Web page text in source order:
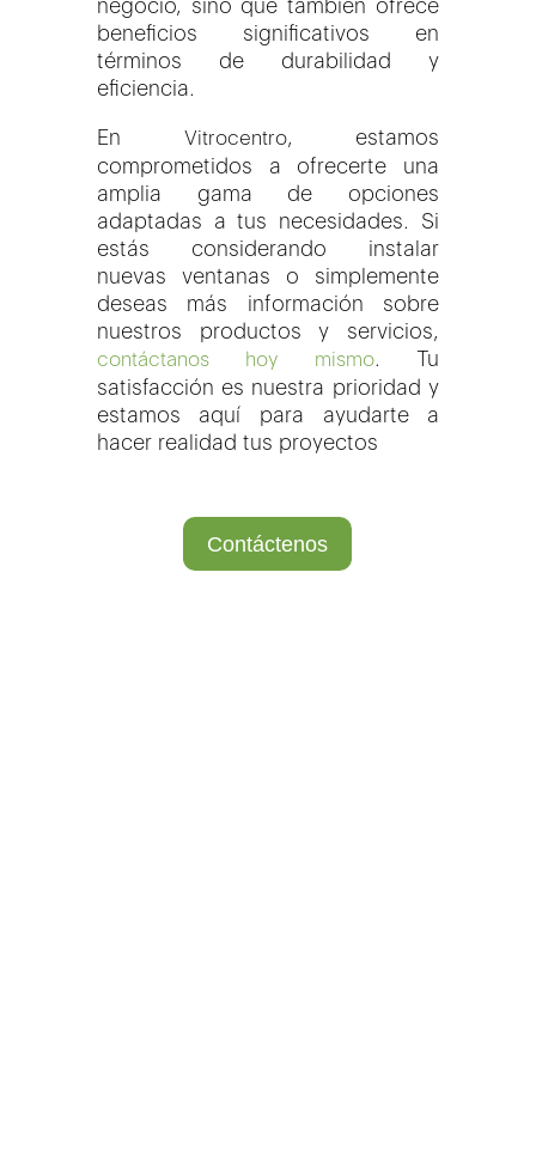
negocio, sino que también ofrece
beneficios significativos en
términos de durabilidad y
eficiencia.
En Vitrocentro, estamos
comprometidos a ofrecerte una
amplia gama de opciones
adaptadas a tus necesidades. Si
estás considerando instalar
nuevas ventanas o simplemente
deseas más información sobre
nuestros productos y servicios,
contáctanos hoy mismo. Tu
satisfacción es nuestra prioridad y
estamos aquí para ayudarte a
hacer realidad tus proyectos
Contáctenos